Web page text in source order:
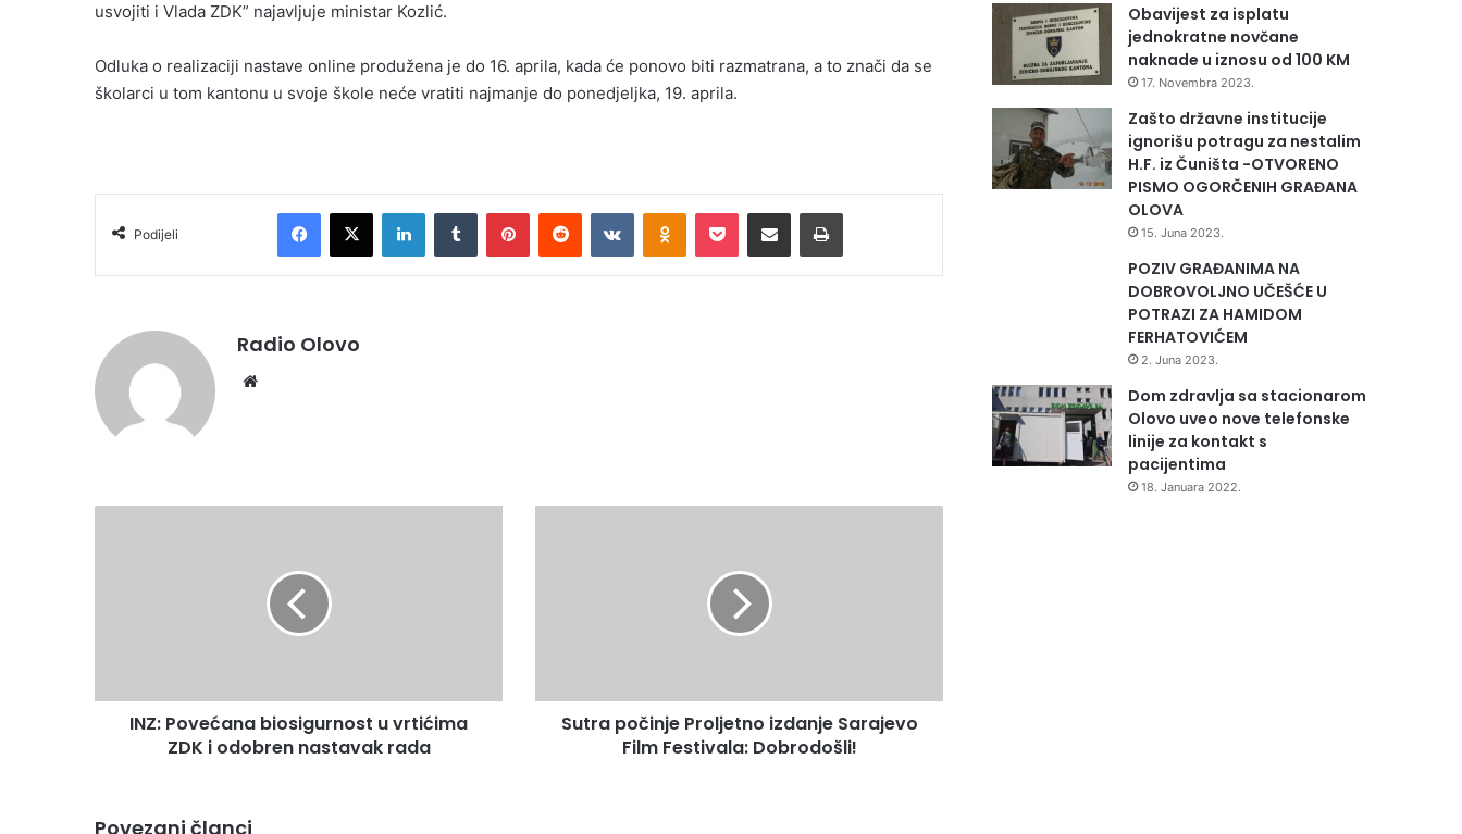
usvojiti i Vlada ZDK” najavljuje ministar Kozlić.
Odluka o realizaciji nastave online produžena je do 16. aprila, kada će ponovo biti razmatrana, a to znači da se
školarci u tom kantonu u svoje škole neće vratiti najmanje do ponedjeljka, 19. aprila.
Podijeli
Facebook
X LinkedInTumblr PinterestReddit VKontakteOdnoklassniki
Pocket Podijeli putem Emaila Print
Radio Olovo
nastavak
INZ: Povećana biosigurnost u vrtićima
ZDK i odobren nastavak rada
Sutra počinje Proljetno izdanje Sarajevo
Film Festivala: Dobrodošli!
Povezani članci
Obavijest za isplatu
jednokratne novčane
naknade u iznosu od 100 KM
17. Novembra 2023.
Zašto državne institucije
ignorišu potragu za nestalim
H.F. iz Čuništa -OTVORENO
PISMO OGORČENIH GRAĐANA
OLOVA
15. Juna 2023.
POZIV GRAĐANIMA NA
DOBROVOLJNO UČEŠĆE U
POTRAZI ZA HAMIDOM
FERHATOVIĆEM
2. Juna 2023.
Dom zdravlja sa stacionarom
Olovo uveo nove telefonske
linije za kontakt s
pacijentima
18. Januara 2022.